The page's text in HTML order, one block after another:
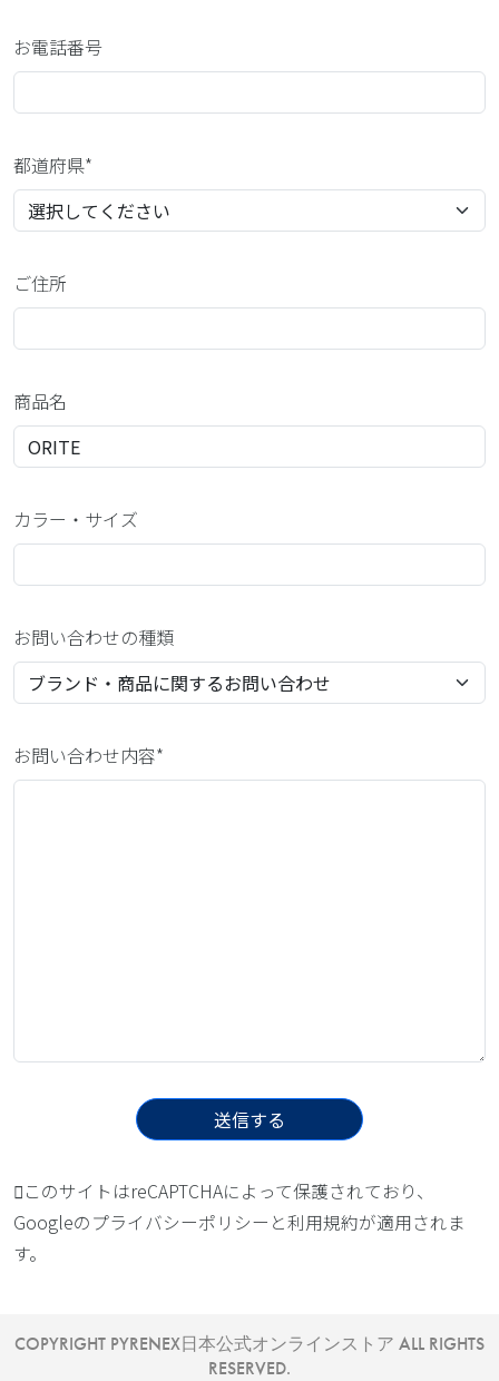
お電話番号
都道府県*
ご住所
商品名
カラー・サイズ
お問い合わせの種類
お問い合わせ内容*
このサイトはreCAPTCHAによって保護されており、
Googleのプライバシーポリシー と利用規約が適用されま
す。
COPYRIGHT PYRENEX日本公式オンラインストア ALL RIGHTS
RESERVED.